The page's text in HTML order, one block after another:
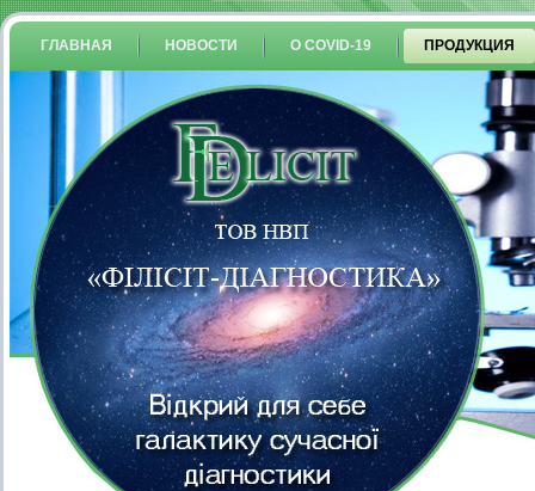
ГЛАВНАЯ НОВОСТИ О COVID-19 ПРОДУКЦИЯ